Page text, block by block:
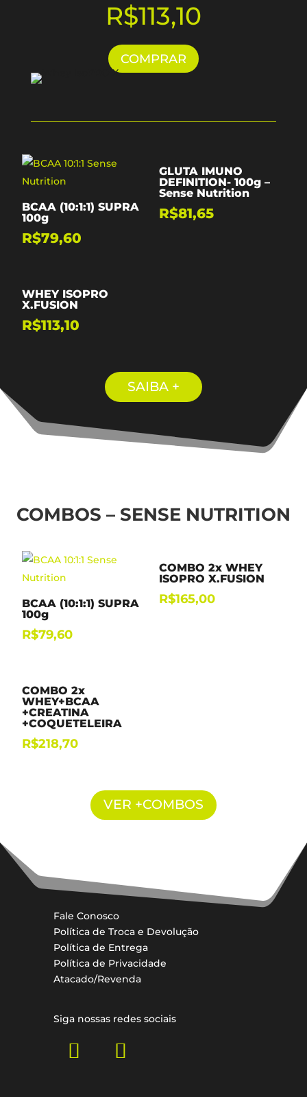
R$113,10
COMPRAR
BCAA (10:1:1) SUPRA
100g
R$79,60
GLUTA IMUNO
DEFINITION- 100g –
Sense Nutrition
R$81,65
WHEY ISOPRO
X.FUSION
R$113,10
SAIBA +
COMBOS – SENSE NUTRITION
BCAA (10:1:1) SUPRA
100g
R$79,60
COMBO 2x WHEY
ISOPRO X.FUSION
R$165,00
COMBO 2x
WHEY+BCAA
+CREATINA
+COQUETELEIRA
R$218,70
VER +COMBOS
Fale Conosco
Política de Troca e Devolução
Política de Entrega
Política de Privacidade
Atacado/Revenda
Siga nossas redes sociais